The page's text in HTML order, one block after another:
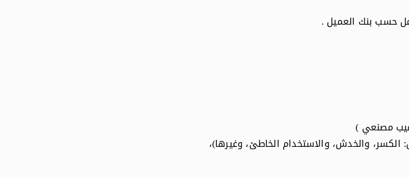
.
مصنعي )
الكسر، والخدش، والاستخدام الخاطئ، وغيرها)،